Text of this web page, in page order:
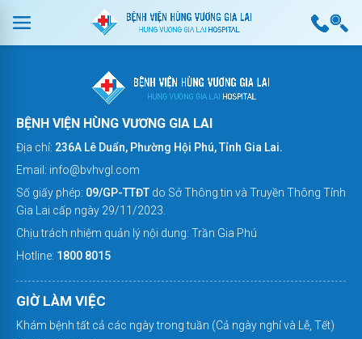
BỆNH VIỆN HÙNG VƯƠNG GIA LAI
Địa chỉ: 236A Lê Duẩn, Phường Hội Phú, Tỉnh Gia Lai.
Email: info@bvhvgl.com
Số giấy phép: 09/GP-TTĐT do Sở Thông tin và Truyền Thông Tỉnh
Gia Lai cấp ngày 29/11/2023.
Chịu trách nhiệm quản lý nội dung: Trần Gia Phú
Hotline: 1800 8015
GIỜ LÀM VIỆC
Khám bệnh tất cả các ngày trong tuần (Cả ngày nghỉ và Lễ, Tết)